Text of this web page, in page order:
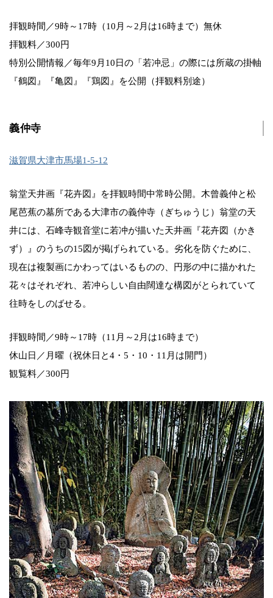
拝観時間／9時～17時（10月～2月は16時まで）無休
拝観料／300円
特別公開情報／毎年9月10日の「若冲忌」の際には所蔵の掛軸
『鶴図』『亀図』『鶏図』を公開（拝観料別途）
義仲寺
滋賀県大津市馬場1-5-12
翁堂天井画『花卉図』を拝観時間中常時公開。木曾義仲と松
尾芭蕉の墓所である大津市の義仲寺（ぎちゅうじ）翁堂の天
井には、石峰寺観音堂に若冲が描いた天井画『花卉図（かき
ず）』のうちの15図が掲げられている。劣化を防ぐために、
現在は複製画にかわってはいるものの、円形の中に描かれた
花々はそれぞれ、若冲らしい自由闊達な構図がとられていて
往時をしのばせる。
拝観時間／9時～17時（11月～2月は16時まで）
休山日／月曜（祝休日と4・5・10・11月は開門）
観覧料／300円